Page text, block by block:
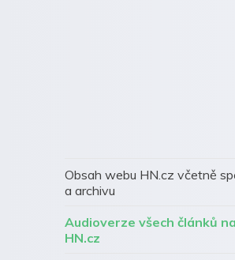
Obsah webu HN.cz včetně
a archivu
Audioverze všech článků na
HN.cz